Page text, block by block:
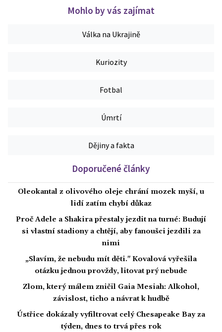
Mohlo by vás zajímat
Válka na Ukrajině
Kuriozity
Fotbal
Úmrtí
Dějiny a fakta
Doporučené články
Oleokantal z olivového oleje chrání mozek myší, u
lidí zatím chybí důkaz
Proč Adele a Shakira přestaly jezdit na turné: Budují
si vlastní stadiony a chtějí, aby fanoušci jezdili za
nimi
„Slavím, že nebudu mít děti." Kovalová vyřešila
otázku jednou provždy, litovat prý nebude
Zlom, který málem zničil Gaia Mesiah: Alkohol,
závislost, ticho a návrat k hudbě
Ústřice dokázaly vyfiltrovat celý Chesapeake Bay za
týden, dnes to trvá přes rok